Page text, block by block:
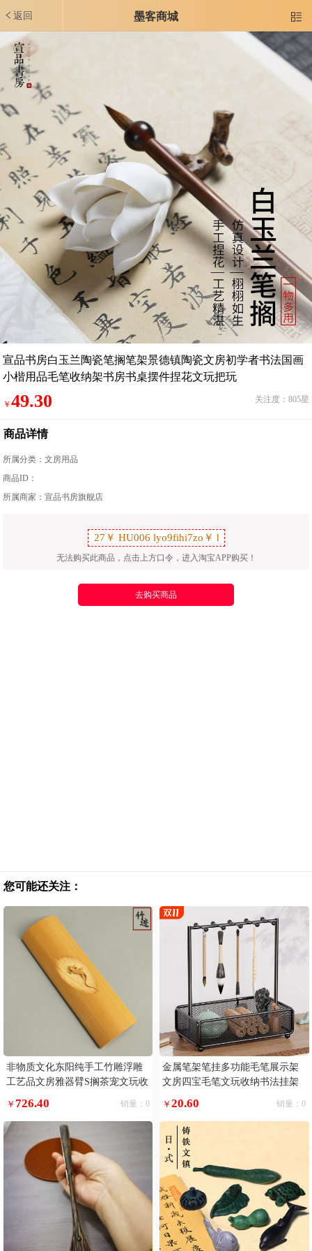
返回 墨客商城 
宣品书房白玉兰陶瓷笔搁笔架景德镇陶瓷文房初学者书法国画
小楷用品毛笔收纳架书房书桌摆件捏花文玩把玩
￥49.30 关注度：805星
商品详情
所属分类：文房用品
商品ID：
所属商家：宣品书房旗舰店
无法购买此商品，点击上方口令，进入淘宝APP购买！
去购买商品
您可能还关注：
非物质文化东阳纯手工竹雕浮雕
工艺品文房雅器臂S搁茶宠文玩收
￥ 726.40 销量：0
金属笔架笔挂多功能毛笔展示架
文房四宝毛笔文玩收纳书法挂架
挂笔高档架子摆件
￥20.60 销量：0